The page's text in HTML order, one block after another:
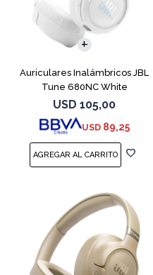
Auriculares Inalámbricos JBL
Tune 680NC White
USD 105,00
USD 89,25